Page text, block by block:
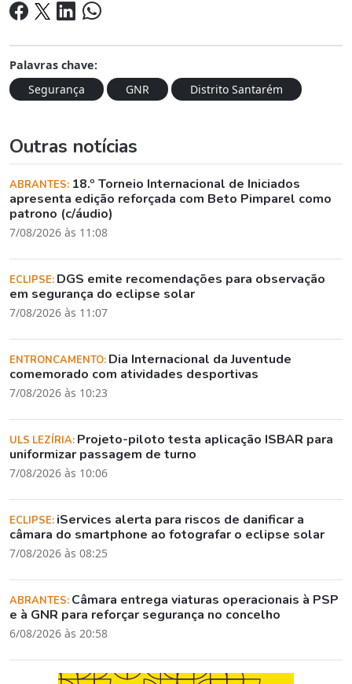
Palavras chave:
Segurança
GNR Distrito Santarém
Outras notícias
ABRANTES: 18.º Torneio Internacional de Iniciados
apresenta edição reforçada com Beto Pimparel como
patrono (c/áudio)
7/08/2026 às 11:08
ECLIPSE: DGS emite recomendações para observação
em segurança do eclipse solar
7/08/2026 às 11:07
ENTRONCAMENTO: Dia Internacional da Juventude
comemorado com atividades desportivas
7/08/2026 às 10:23
ULS LEZÍRIA: Projeto-piloto testa aplicação ISBAR para
uniformizar passagem de turno
7/08/2026 às 10:06
ECLIPSE: iServices alerta para riscos de danificar a
câmara do smartphone ao fotografar o eclipse solar
7/08/2026 às 08:25
ABRANTES: Câmara entrega viaturas operacionais à PSP
e à GNR para reforçar segurança no concelho
6/08/2026 às 20:58